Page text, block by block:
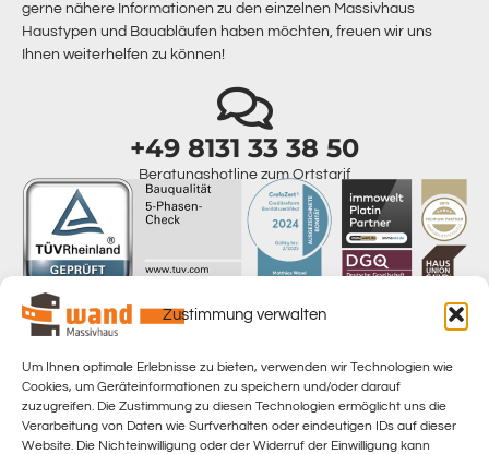
Zustimmung verwalten
Um Ihnen optimale Erlebnisse zu bieten, verwenden wir Technologien wie
Cookies, um Geräteinformationen zu speichern und/oder darauf
zuzugreifen. Die Zustimmung zu diesen Technologien ermöglicht uns die
Verarbeitung von Daten wie Surfverhalten oder eindeutigen IDs auf dieser
Website. Die Nichteinwilligung oder der Widerruf der Einwilligung kann
gerne nähere Informationen zu den einzelnen Massivhaus
Haustypen und Bauabläufen haben möchten, freuen wir uns
Ihnen weiterhelfen zu können!
+49 8131 33 38 50
Beratungshotline zum Ortstarif
Home
Datenschutzerklärung